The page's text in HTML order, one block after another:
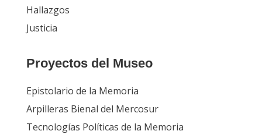
Hallazgos
Justicia
Proyectos del Museo
Epistolario de la Memoria
Arpilleras Bienal del Mercosur
Tecnologías Políticas de la Memoria